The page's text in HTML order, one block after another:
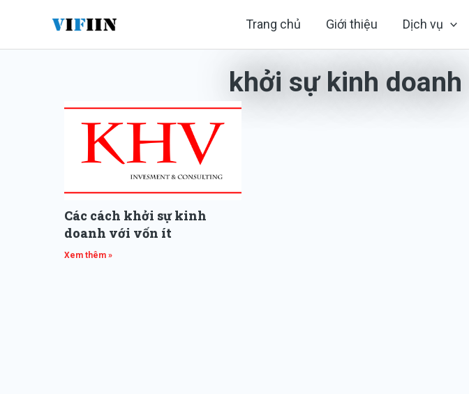
Trang chủ Giới thiệu Dịch vụ
khởi sự kinh doanh
Các cách khởi sự kinh
doanh với vốn ít
Xem thêm »